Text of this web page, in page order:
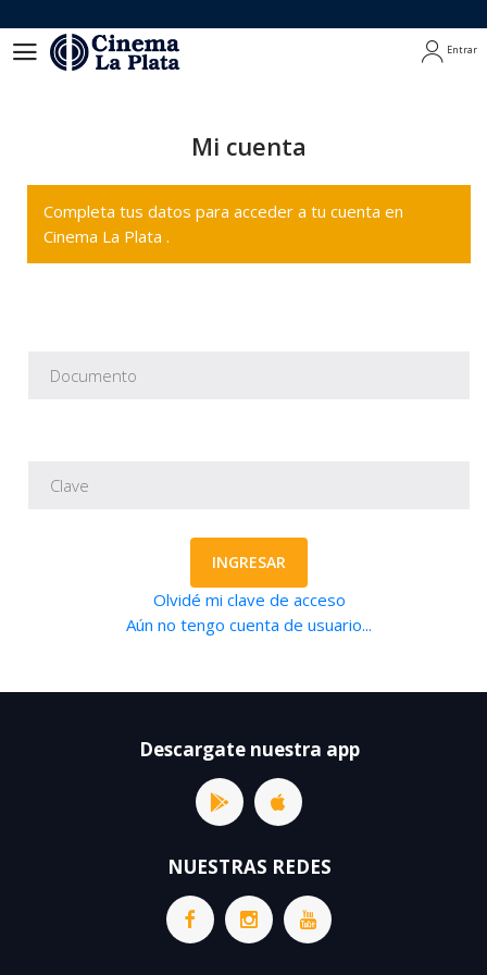
Entrar
Mi cuenta
Completa tus datos para acceder a tu cuenta en
Cinema La Plata .
INGRESAR
Olvidé mi clave de acceso
Aún no tengo cuenta de usuario...
Descargate nuestra app
NUESTRAS REDES